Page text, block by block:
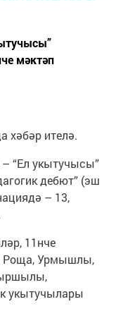
мәктәп
хәбәр ителә.
– “Ел укытучысы”
дебют” (эш
– 13,
11нче
Роща, Урмышлы,
укытучылары